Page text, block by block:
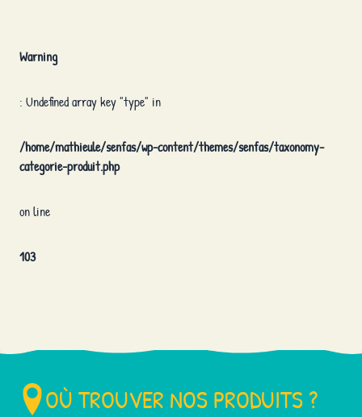
Warning
: Undefined array key "type" in
/home/mathieule/senfas/wp-content/themes/senfas/taxonomy-
categorie-produit.php
on line
103
OÙ TROUVER NOS PRODUITS ?